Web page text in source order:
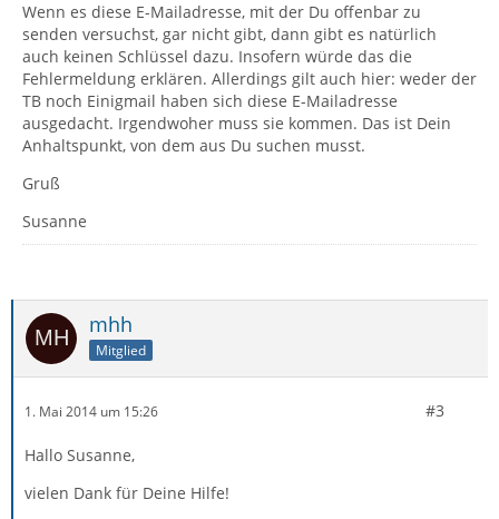
Wenn es diese E-Mailadresse, mit der Du offenbar zu
senden versuchst, gar nicht gibt, dann gibt es natürlich
auch keinen Schlüssel dazu. Insofern würde das die
Fehlermeldung erklären. Allerdings gilt auch hier: weder der
TB noch Einigmail haben sich diese E-Mailadresse
ausgedacht. Irgendwoher muss sie kommen. Das ist Dein
Anhaltspunkt, von dem aus Du suchen musst.
Gruß
Susanne
mhh
Mitglied
1. Mai 2014 um 15:26 #3
Hallo Susanne,
vielen Dank für Deine Hilfe!